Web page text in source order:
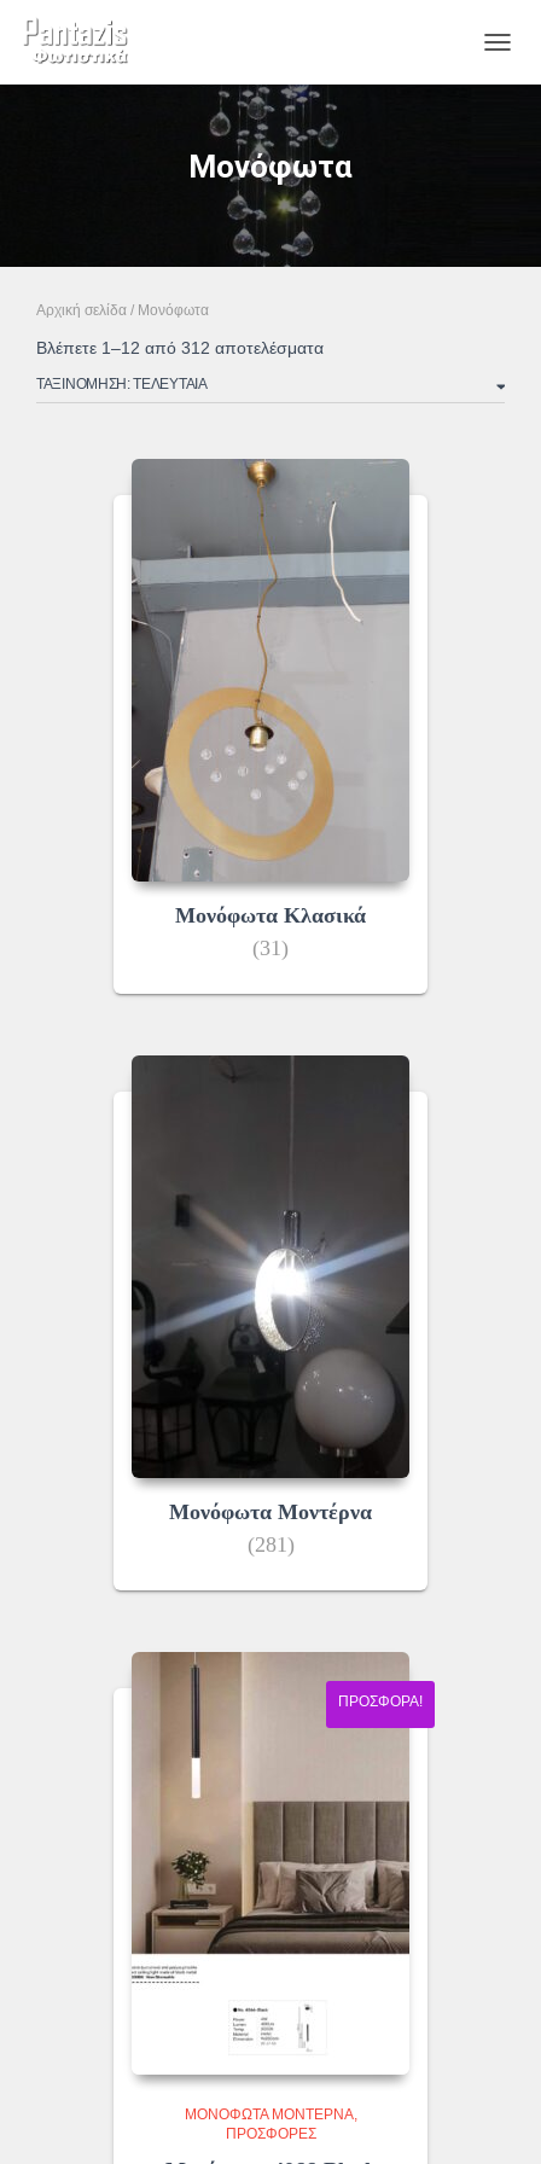
Μονόφωτα
Αρχική σελίδα / Μονόφωτα
Βλέπετε 1–12 από 312 αποτελέσματαSorted
latest
Μονόφωτα Κλασικά
(31)
Μονόφωτα Μοντέρνα
(281)
ΠΡΟΣΦΟΡΆ!
ΜΟΝΌΦΩΤΑ ΜΟΝΤΈΡΝΑ
ΠΡΟΣΦΟΡΕΣ